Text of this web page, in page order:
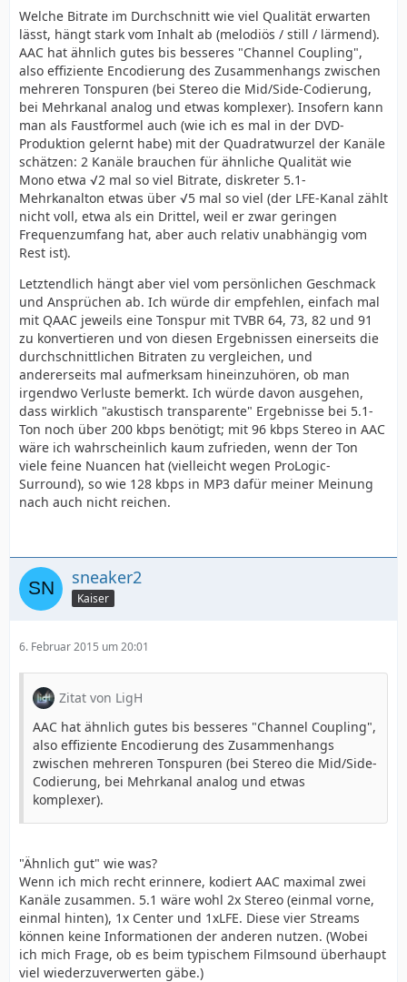
Welche Bitrate im Durchschnitt wie viel Qualität erwarten
lässt, hängt stark vom Inhalt ab (melodiös / still / lärmend).
AAC hat ähnlich gutes bis besseres "Channel Coupling",
also effiziente Encodierung des Zusammenhangs zwischen
mehreren Tonspuren (bei Stereo die Mid/Side-Codierung,
bei Mehrkanal analog und etwas komplexer). Insofern kann
man als Faustformel auch (wie ich es mal in der DVD-
Produktion gelernt habe) mit der Quadratwurzel der Kanäle
schätzen: 2 Kanäle brauchen für ähnliche Qualität wie
Mono etwa √2 mal so viel Bitrate, diskreter 5.1-
Mehrkanalton etwas über √5 mal so viel (der LFE-Kanal zählt
nicht voll, etwa als ein Drittel, weil er zwar geringen
Frequenzumfang hat, aber auch relativ unabhängig vom
Rest ist).
Letztendlich hängt aber viel vom persönlichen Geschmack
und Ansprüchen ab. Ich würde dir empfehlen, einfach mal
mit QAAC jeweils eine Tonspur mit TVBR 64, 73, 82 und 91
zu konvertieren und von diesen Ergebnissen einerseits die
durchschnittlichen Bitraten zu vergleichen, und
andererseits mal aufmerksam hineinzuhören, ob man
irgendwo Verluste bemerkt. Ich würde davon ausgehen,
dass wirklich "akustisch transparente" Ergebnisse bei 5.1-
Ton noch über 200 kbps benötigt; mit 96 kbps Stereo in AAC
wäre ich wahrscheinlich kaum zufrieden, wenn der Ton
viele feine Nuancen hat (vielleicht wegen ProLogic-
Surround), so wie 128 kbps in MP3 dafür meiner Meinung
nach auch nicht reichen.
sneaker2
Kaiser
6. Februar 2015 um 20:01
Zitat von LigH
AAC hat ähnlich gutes bis besseres "Channel Coupling",
also effiziente Encodierung des Zusammenhangs
zwischen mehreren Tonspuren (bei Stereo die Mid/Side-
Codierung, bei Mehrkanal analog und etwas
komplexer).
"Ähnlich gut" wie was?
Wenn ich mich recht erinnere, kodiert AAC maximal zwei
Kanäle zusammen. 5.1 wäre wohl 2x Stereo (einmal vorne,
einmal hinten), 1x Center und 1xLFE. Diese vier Streams
können keine Informationen der anderen nutzen. (Wobei
ich mich Frage, ob es beim typischem Filmsound überhaupt
viel wiederzuverwerten gäbe.)